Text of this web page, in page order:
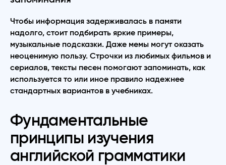
Чтобы информация задерживалась в памяти
надолго, стоит подбирать яркие примеры,
музыкальные подсказки. Даже мемы могут оказать
неоценимую пользу. Строчки из любимых фильмов и
сериалов, тексты песен помогают запоминать, как
используется то или иное правило надежнее
стандартных вариантов в учебниках.
Фундаментальные
принципы изучения
английской грамматики